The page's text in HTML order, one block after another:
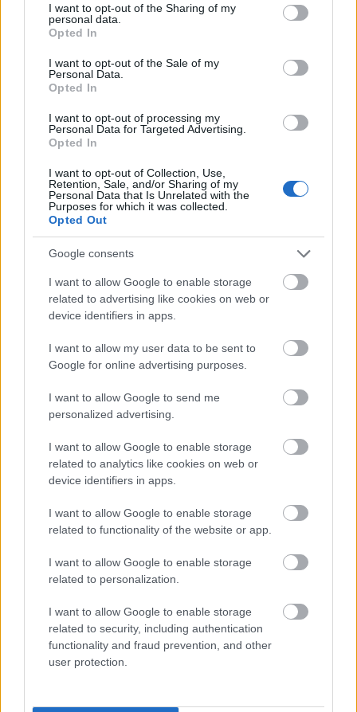
not limited to your visit or usage behaviour. You may click to
grant or deny consent to Google and its third-party tags to
use your data for below specified purposes in below Google
consent section.
I want to opt-out of the Sharing of my
personal data.
Opted In
I want to opt-out of the Sale of my
Personal Data.
Opted In
I want to opt-out of processing my
Personal Data for Targeted Advertising.
Opted In
I want to opt-out of Collection, Use,
Retention, Sale, and/or Sharing of my
Personal Data that Is Unrelated with the
Purposes for which it was collected.
Opted Out
Google consents
I want to allow Google to enable storage
related to advertising like cookies on web or
device identifiers in apps.
I want to allow my user data to be sent to
Google for online advertising purposes.
I want to allow Google to send me
personalized advertising.
I want to allow Google to enable storage
related to analytics like cookies on web or
device identifiers in apps.
I want to allow Google to enable storage
related to functionality of the website or app.
I want to allow Google to enable storage
related to personalization.
I want to allow Google to enable storage
related to security, including authentication
functionality and fraud prevention, and other
user protection.
Egzotikus országok 32.0 - Barbados
FuraTermék•2023. október 09.
Az egzotikus országokat bemutató sorozatunk
harminckettedik epizódjában visszatérünk a Karib
(Antilla)-tenger kellemesen napsütötte, ugyanakkor
néha hurrikánok által sújtott térségébe, hogy
köztársaságának történetével. Barbadosi panoráma.
(forrás:…
Egzotikus országok 22.0 - Saint
Vincent...